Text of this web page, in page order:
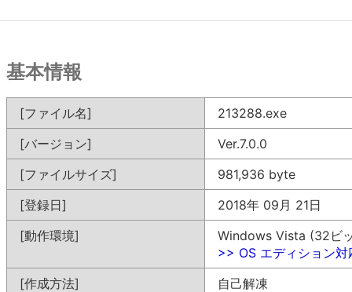
基本情報
[ファイル名]
213288.exe
[バージョン]
Ver.7.0.0
[ファイルサイズ]
981,936 byte
[登録日]
2018年 09月 21日
[動作環境]
Windows Vista (32ビ
>> OS エディション対
[作成方法]
自己解凍